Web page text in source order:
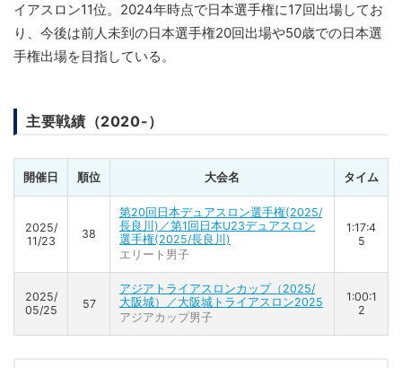
イアスロン11位。2024年時点で日本選手権に17回出場してお
り、今後は前人未到の日本選手権20回出場や50歳での日本選
手権出場を目指している。
主要戦績（2020-）
開催日 順位 大会名 タイム
2025/
11/23
38
第20回日本デュアスロン選手権(2025/
長良川)／第1回日本U23デュアスロン
選手権(2025/長良川)
エリート男子
1:17:4
5
2025/
05/25
57
アジアトライアスロンカップ（2025/
大阪城）／大阪城トライアスロン2025
アジアカップ男子
1:00:1
2